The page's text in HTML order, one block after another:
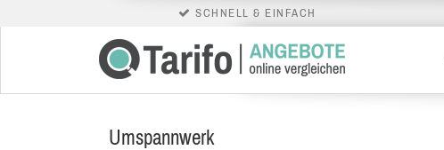
SCHNELL & EINFACH
Umspannwerk